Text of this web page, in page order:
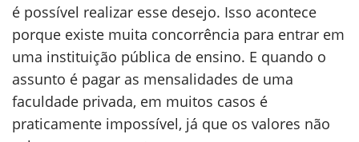
é possível realizar esse desejo. Isso acontece
porque existe muita concorrência para entrar em
uma instituição pública de ensino. E quando o
assunto é pagar as mensalidades de uma
faculdade privada, em muitos casos é
praticamente impossível, já que os valores não